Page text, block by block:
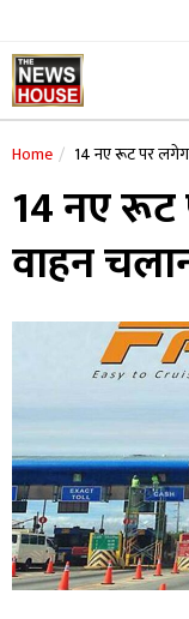
content
Home 14 नए रूट पर
14 नए
वाहन